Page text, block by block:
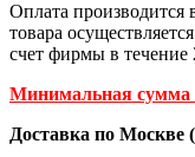
Оплата
товара
счет фирмы в течение
Минимальная сумма
Доставка по